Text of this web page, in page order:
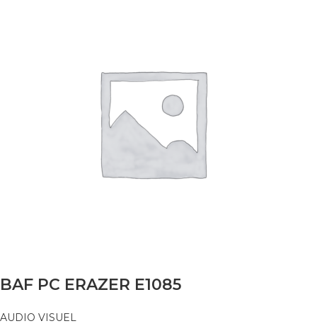
BAF PC ERAZER E1085
AUDIO VISUEL